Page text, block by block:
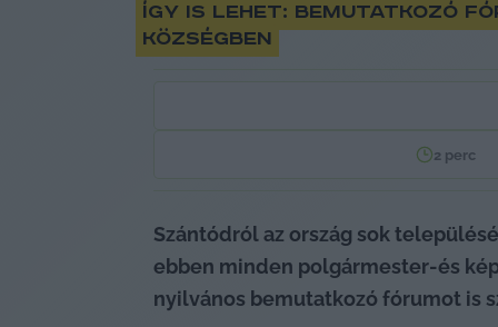
Így is lehet: bemutatkozó
községben
2 perc
Szántódról az ország sok
ebben minden polgármester-és
nyilvános bemutatkozó fórumot is